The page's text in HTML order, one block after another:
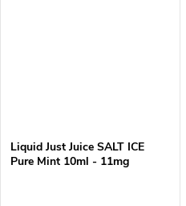
Liquid Just Juice SALT ICE
Pure Mint 10ml - 11mg